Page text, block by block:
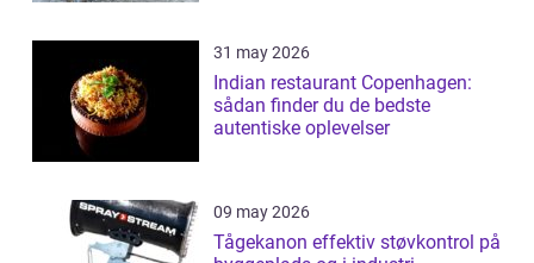
31 may 2026
Indian restaurant Copenhagen:
sådan finder du de bedste
autentiske oplevelser
09 may 2026
Tågekanon effektiv støvkontrol på